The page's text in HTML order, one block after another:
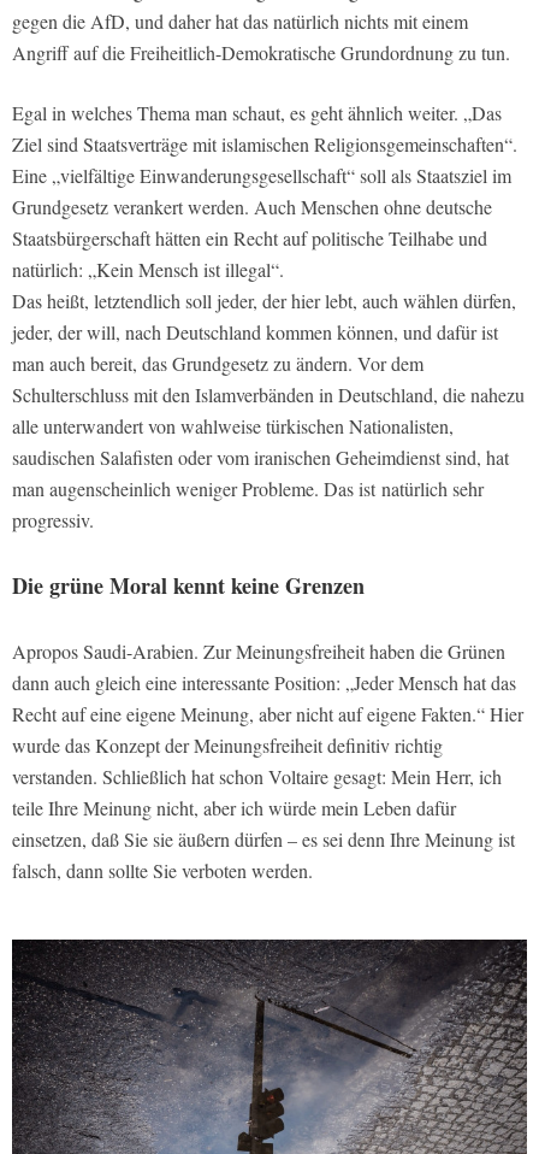
gegen die AfD, und daher hat das natürlich nichts mit einem
Angriff auf die Freiheitlich-Demokratische Grundordnung zu tun.
Egal in welches Thema man schaut, es geht ähnlich weiter. „Das
Ziel sind Staatsverträge mit islamischen Religionsgemeinschaften“.
Eine „vielfältige Einwanderungsgesellschaft“ soll als Staatsziel im
Grundgesetz verankert werden. Auch Menschen ohne deutsche
Staatsbürgerschaft hätten ein Recht auf politische Teilhabe und
natürlich: „Kein Mensch ist illegal“.
Das heißt, letztendlich soll jeder, der hier lebt, auch wählen dürfen,
jeder, der will, nach Deutschland kommen können, und dafür ist
man auch bereit, das Grundgesetz zu ändern. Vor dem
Schulterschluss mit den Islamverbänden in Deutschland, die nahezu
alle unterwandert von wahlweise türkischen Nationalisten,
saudischen Salafisten oder vom iranischen Geheimdienst sind, hat
man augenscheinlich weniger Probleme. Das ist natürlich sehr
progressiv.
Die grüne Moral kennt keine Grenzen
Apropos Saudi-Arabien. Zur Meinungsfreiheit haben die Grünen
dann auch gleich eine interessante Position: „Jeder Mensch hat das
Recht auf eine eigene Meinung, aber nicht auf eigene Fakten.“ Hier
wurde das Konzept der Meinungsfreiheit definitiv richtig
verstanden. Schließlich hat schon Voltaire gesagt: Mein Herr, ich
teile Ihre Meinung nicht, aber ich würde mein Leben dafür
einsetzen, daß Sie sie äußern dürfen – es sei denn Ihre Meinung ist
falsch, dann sollte Sie verboten werden.